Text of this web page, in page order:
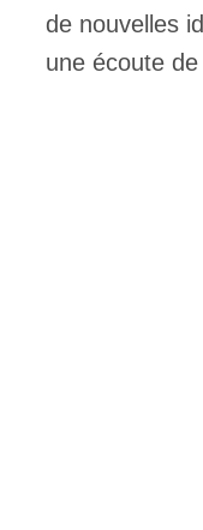
de nouvelles
une écoute de